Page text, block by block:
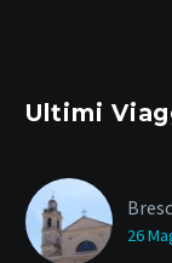
Ultimi
26